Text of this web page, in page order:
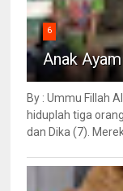
6
Anak
By : Ummu Fillah
hiduplah tiga
dan Dika (7).